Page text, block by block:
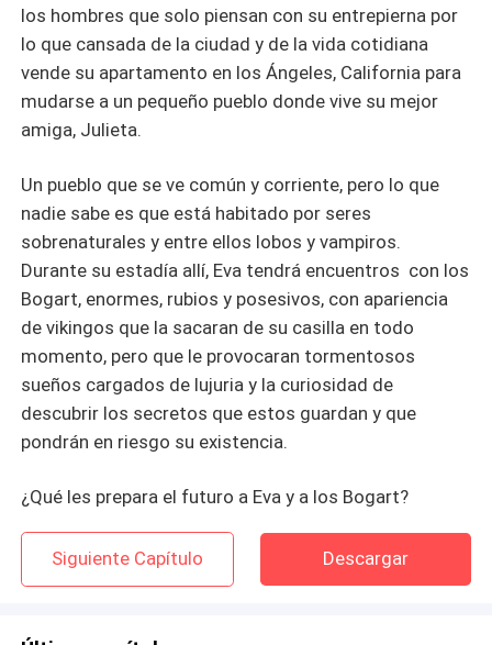
los hombres que solo piensan con su entrepierna por
lo que cansada de la ciudad y de la vida cotidiana
vende su apartamento en los Ángeles, California para
mudarse a un pequeño pueblo donde vive su mejor
amiga, Julieta.
Un pueblo que se ve común y corriente, pero lo que
nadie sabe es que está habitado por seres
sobrenaturales y entre ellos lobos y vampiros.
Durante su estadía allí, Eva tendrá encuentros con los
Bogart, enormes, rubios y posesivos, con apariencia
de vikingos que la sacaran de su casilla en todo
momento, pero que le provocaran tormentosos
sueños cargados de lujuria y la curiosidad de
descubrir los secretos que estos guardan y que
pondrán en riesgo su existencia.
¿Qué les prepara el futuro a Eva y a los Bogart?
Siguiente Capítulo Descargar